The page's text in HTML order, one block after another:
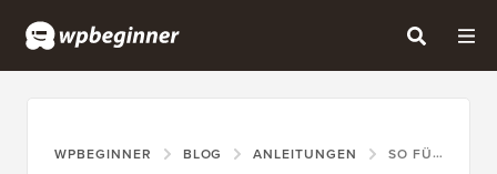
WPBEGINNER BLOG ANLEITUNGEN SO FÜGEN SIE SOCIAL-SHARE-BUTTONS IN WORDPRESS HINZU (4 EINFACHE METHODEN)